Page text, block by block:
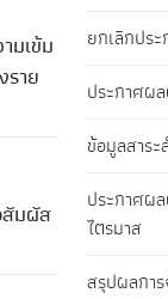
มเข้ม
าย
สัมผัส
ยกเลิกปร
ประกาศผ
ข้อมูลสาร
ประกาศผ
ไตรมาส
สรุปผลกา